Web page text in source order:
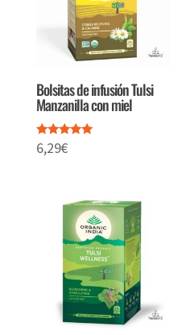
20,53€
Bolsitas de infusión Tulsi
Manzanilla con miel
Valorado
con
6,29€